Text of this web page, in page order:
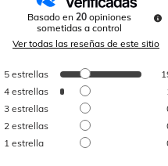
Basado en 20 opiniones
sometidas a control
Ver todas las reseñas de este sitio
5 estrellas
4 estrellas
3 estrellas
2 estrellas
1 estrella